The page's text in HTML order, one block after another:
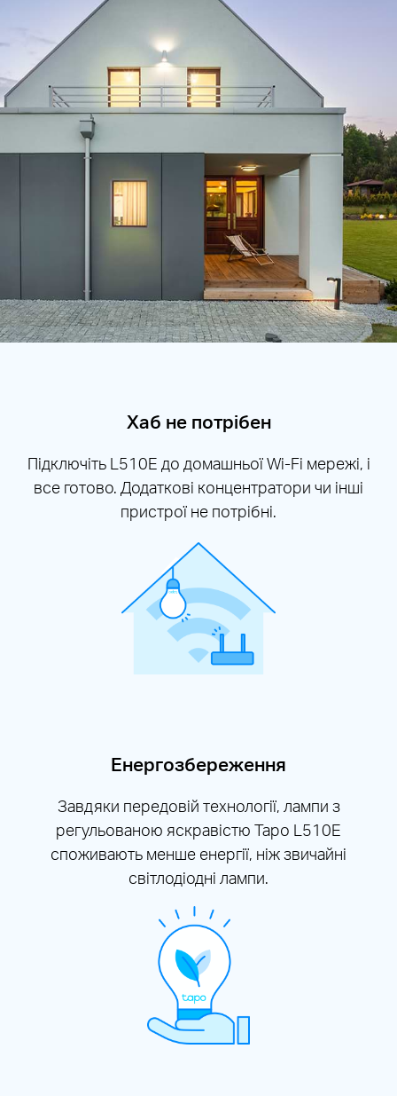
Хаб не потрібен
Підключіть L510E до домашньоїWi-Fi мережі, і
все готово. Додаткові концентратори чи інші
пристрої не потрібні.
Енергозбереження
Завдяки передовій технології, лампи з
регульованою яскравістю Tapo L510E
споживають менше енергії, ніж звичайні
світлодіодні лампи.